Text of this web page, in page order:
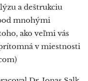
a deštrukciu
mnohými
ako veľmi vás
v miestnosti